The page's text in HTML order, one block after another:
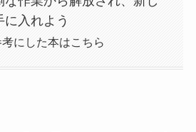
に入れよう
にした本はこちら